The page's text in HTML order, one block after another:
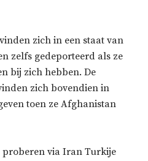
zich in een staat van
zelfs gedeporteerd als ze
bij zich hebben. De
zich bovendien in
toen ze Afghanistan
proberen via Iran Turkije